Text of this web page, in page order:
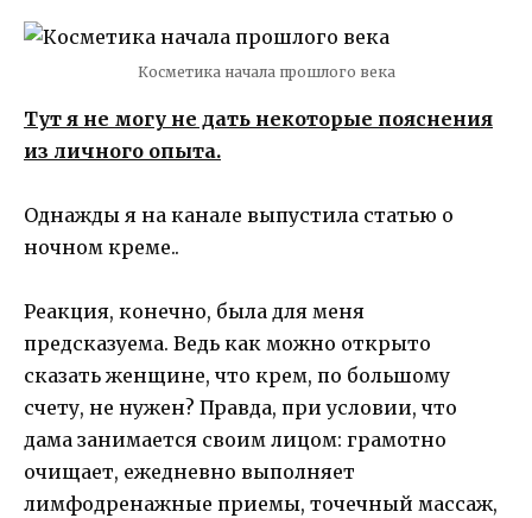
Косметика начала прошлого века
Тут я не могу не дать некоторые пояснения
из личного опыта.
Однажды я на канале выпустила статью о
ночном креме..
Реакция, конечно, была для меня
предсказуема. Ведь как можно открыто
сказать женщине, что крем, по большому
счету, не нужен? Правда, при условии, что
дама занимается своим лицом: грамотно
очищает, ежедневно выполняет
лимфодренажные приемы, точечный массаж,